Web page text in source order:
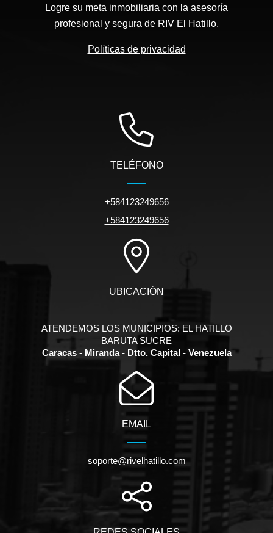
Logre su meta inmobiliaria con la asesoría
profesional y segura de RIV El Hatillo.
Políticas de privacidad
TELÉFONO
+584123249656
+584123249656
UBICACIÓN
ATENDEMOS LOS MUNICIPIOS: EL HATILLO
BARUTA SUCRE
Caracas - Miranda - Dtto. Capital - Venezuela
EMAIL
soporte@rivelhatillo.com